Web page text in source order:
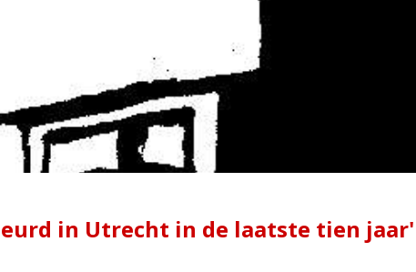
in Utrecht in de laatste tien jaar'